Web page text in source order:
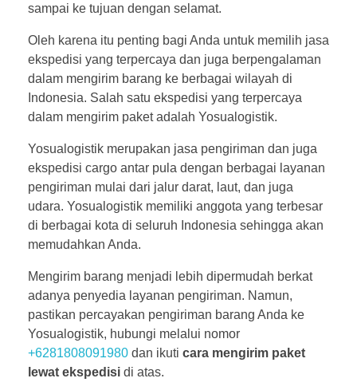
sampai ke tujuan dengan selamat.
Oleh karena itu penting bagi Anda untuk memilih jasa
ekspedisi yang terpercaya dan juga berpengalaman
dalam mengirim barang ke berbagai wilayah di
Indonesia. Salah satu ekspedisi yang terpercaya
dalam mengirim paket adalah Yosualogistik.
Yosualogistik merupakan jasa pengiriman dan juga
ekspedisi cargo antar pula dengan berbagai layanan
pengiriman mulai dari jalur darat, laut, dan juga
udara. Yosualogistik memiliki anggota yang terbesar
di berbagai kota di seluruh Indonesia sehingga akan
memudahkan Anda.
Mengirim barang menjadi lebih dipermudah berkat
adanya penyedia layanan pengiriman. Namun,
pastikan percayakan pengiriman barang Anda ke
Yosualogistik, hubungi melalui nomor
+6281808091980 dan ikuti cara mengirim paket
lewat ekspedisi di atas.